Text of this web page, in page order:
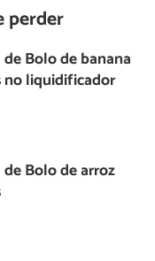
perder
de Bolo de banana
no liquidificador
de Bolo de arroz